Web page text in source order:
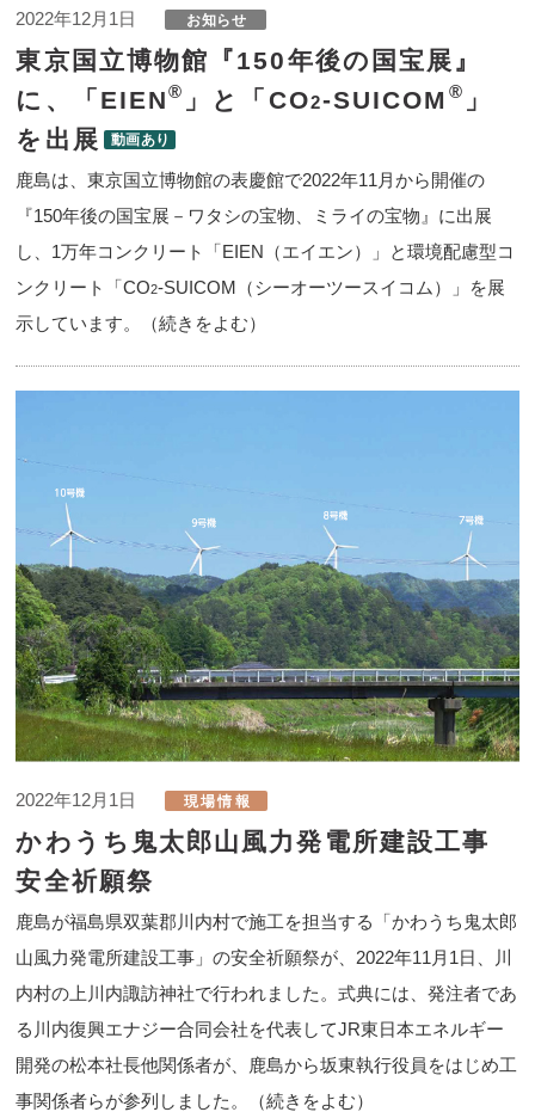
2022年12月1日
東京国立博物館『150年後の国宝展』
に、「EIEN® 」と「CO2-SUICOM ® 」
を出展
鹿島は、東京国立博物館の表慶館で2022年11月から開催の
『150年後の国宝展－ワタシの宝物、ミライの宝物』に出展
し、1万年コンクリート「EIEN（エイエン）」と環境配慮型コ
ンクリート「CO2-SUICOM（シーオーツースイコム）」を展
示しています。（続きをよむ）
2022年12月1日
かわうち鬼太郎山風力発電所建設工事
安全祈願祭
鹿島が福島県双葉郡川内村で施工を担当する「かわうち鬼太郎
山風力発電所建設工事」の安全祈願祭が、2022年11月1日、川
内村の上川内諏訪神社で行われました。式典には、発注者であ
る川内復興エナジー合同会社を代表してJR東日本エネルギー
開発の松本社長他関係者が、鹿島から坂東執行役員をはじめ工
事関係者らが参列しました。（続きをよむ）